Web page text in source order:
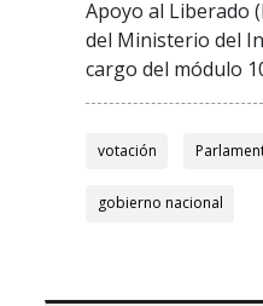
Apoyo al Liberado
del Ministerio del
cargo del módulo
votación
gobierno nacional